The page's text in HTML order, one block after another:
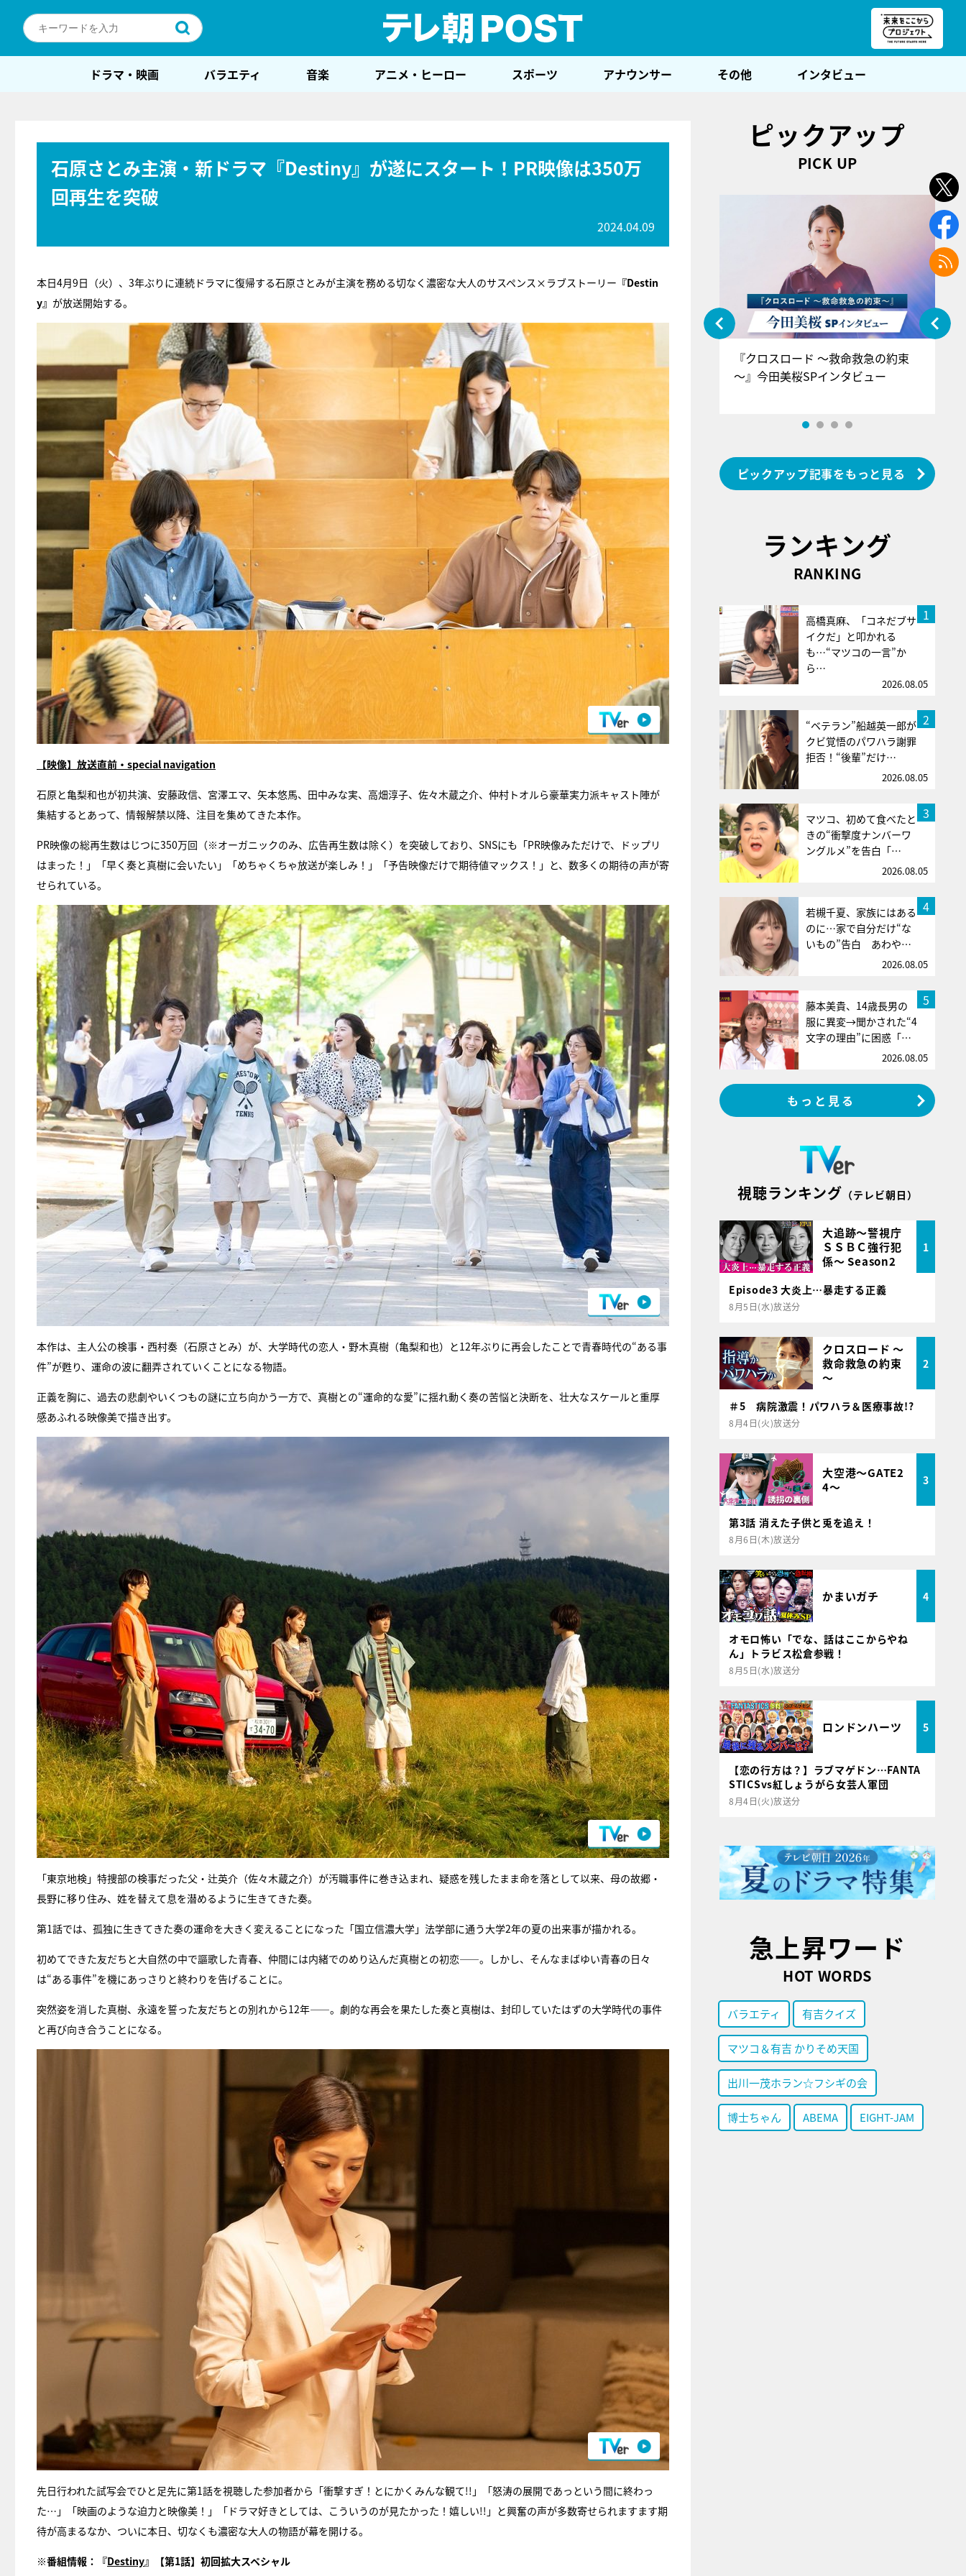
ドラマ・映画 バラエティ 音楽 アニメ・ヒーロー スポーツ アナウンサー その他 インタビュー
石原さとみ主演・新ドラマ『Destiny』が遂にスタート！PR映像は350万
回再生を突破
2024.04.09
本日4月9日（火）、3年ぶりに連続ドラマに復帰する石原さとみが主演を務める切なく濃密な大人のサスペンス×ラブストーリー 『Destin
y』 が放送開始する。
【映像】放送直前・special navigation
石原と亀梨和也が初共演、安藤政信、宮澤エマ、矢本悠馬、田中みな実、高畑淳子、佐々木蔵之介、仲村トオルら豪華実力派キャスト陣が
集結するとあって、情報解禁以降、注目を集めてきた本作。
PR映像の総再生数はじつに350万回（※オーガニックのみ、広告再生数は除く）を突破しており、SNSにも「PR映像みただけで、ドップリ
はまった！」「早く奏と真樹に会いたい」「めちゃくちゃ放送が楽しみ！」「予告映像だけで期待値マックス！」と、数多くの期待の声が寄
せられている。
本作は、主人公の検事・西村奏（石原さとみ）が、大学時代の恋人・野木真樹（亀梨和也）と12年ぶりに再会したことで青春時代の“ある事
件”が甦り、運命の波に翻弄されていくことになる物語。
正義を胸に、過去の悲劇やいくつもの謎に立ち向かう一方で、真樹との“運命的な愛”に揺れ動く奏の苦悩と決断を、壮大なスケールと重厚
感あふれる映像美で描き出す。
「東京地検」特捜部の検事だった父・辻英介（佐々木蔵之介）が汚職事件に巻き込まれ、疑惑を残したまま命を落として以来、母の故郷・
長野に移り住み、姓を替えて息を潜めるように生きてきた奏。
第1話では、孤独に生きてきた奏の運命を大きく変えることになった「国立信濃大学」法学部に通う大学2年の夏の出来事が描かれる。
初めてできた友だちと大自然の中で謳歌した青春、仲間には内緒でのめり込んだ真樹との初恋――。しかし、そんなまばゆい青春の日々
は“ある事件”を機にあっさりと終わりを告げることに。
突然姿を消した真樹、永遠を誓った友だちとの別れから12年――。劇的な再会を果たした奏と真樹は、封印していたはずの大学時代の事件
と再び向き合うことになる。
先日行われた試写会でひと足先に第1話を視聴した参加者から「衝撃すぎ！とにかくみんな観て!!」「怒涛の展開であっという間に終わっ
た…」「映画のような迫力と映像美！」「ドラマ好きとしては、こういうのが見たかった！嬉しい!!」と興奮の声が多数寄せられますます期
待が高まるなか、ついに本日、切なくも濃密な大人の物語が幕を開ける。
※番組情報：『Destiny』【第1話】初回拡大スペシャル
ピックアップ
PICK UP
『アイ＝ラブ！げーみんぐ』＝LOV
E齋藤樹愛羅＆佐々木舞香SPインタ
ビュー
『クロスロード ～救命救急の約束
～』今田美桜SPインタビュー
ピックアップ記事をもっと見る
ランキング
RANKING
1
高橋真麻、「コネだブサ
イクだ」と叩かれる
も…“マツコの一言”か
ら…
2026.08.05
2
“ベテラン”船越英一郎が
クビ覚悟のパワハラ謝罪
拒否！“後輩”だけ…
2026.08.05
3
マツコ、初めて食べたと
きの“衝撃度ナンバーワ
ングルメ”を告白「…
2026.08.05
4
若槻千夏、家族にはある
のに…家で自分だけ“な
いもの”告白 あわや…
2026.08.05
5
藤本美貴、14歳長男の
服に異変→聞かされた“4
文字の理由”に困惑「…
2026.08.05
もっと見る
視聴ランキング （テレビ朝日）
大追跡～警視庁
ＳＳＢＣ強行犯
係～ Season2
1
Episode3 大炎上…暴走する正義
8月5日(水)放送分
クロスロード ～
救命救急の約束
～
2
＃5 病院激震！パワハラ＆医療事故!?
8月4日(火)放送分
大空港～GATE2
4～
3
第3話 消えた子供と兎を追え！
8月6日(木)放送分
かまいガチ 4
オモロ怖い「でな、話はここからやね
ん」トラビス松倉参戦！
8月5日(水)放送分
ロンドンハーツ 5
【恋の行方は？】ラブマゲドン…FANTA
STICSvs紅しょうがら女芸人軍団
8月4日(火)放送分
急上昇ワード
HOT WORDS
バラエティ 有吉クイズ
マツコ＆有吉 かりそめ天国
出川一茂ホラン☆フシギの会
博士ちゃん ABEMA EIGHT-JAM